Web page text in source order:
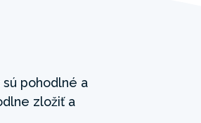
pohodlné a
zložiť a